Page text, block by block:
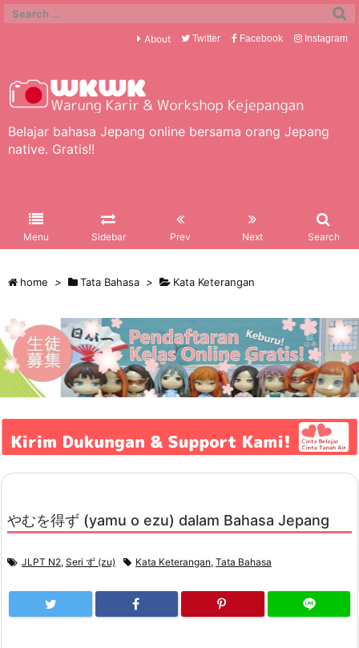
Belajar bahasa Jepang online bersama orang Jepang
native. Gratis!!
Menu Sidebar Prev Next Search
About Twitter Facebook Instagram
home > Tata Bahasa > Kata Keterangan
やむを得ず (yamu o ezu) dalam Bahasa Jepang
JLPT N2, Seri ず (zu) Kata Keterangan, Tata Bahasa